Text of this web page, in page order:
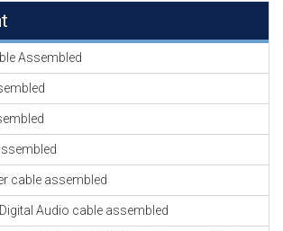
Assembled
cable assembled
Audio cable assembled